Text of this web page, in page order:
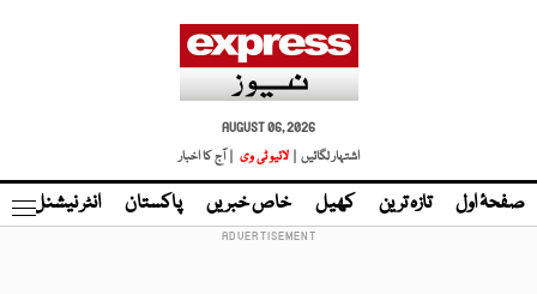
AUGUST 06, 2026
اشتہار لگائیں |
لائیو ٹی وی | آج کا اخبار
صفحۂ اول تازہ ترین کھیل خاص خبریں پاکستان انٹر نیشنل